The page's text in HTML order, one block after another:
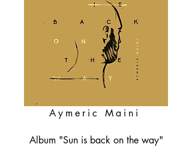
Aymeric Maini
Album "Sun is back on the way"